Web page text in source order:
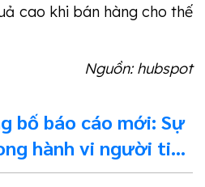
cao khi bán hàng cho thế
Nguồn: hubspot
bố báo cáo mới: Sự
hành vi người tiêu
Nam Á năm 2020